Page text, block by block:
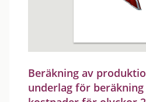
Beräkning av
underlag för